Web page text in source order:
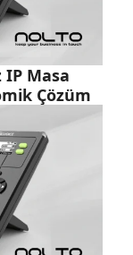
IP Masa
Çözüm